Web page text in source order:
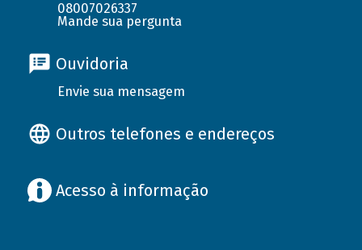
08007026337
Mande sua pergunta
Ouvidoria
Envie sua mensagem
Outros telefones e endereços
Acesso à informação